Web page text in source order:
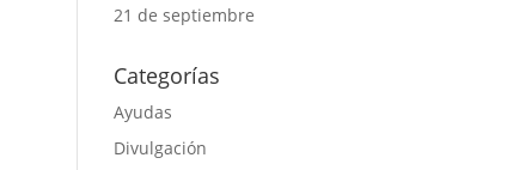
21 de septiembre
Categorías
Ayudas
Divulgación